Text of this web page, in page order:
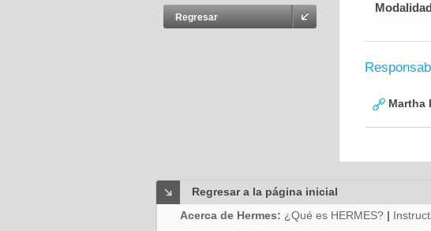
Regresar
Martha
Regresar a la página inicial
Acerca de Hermes: ¿Qué es HERMES? |